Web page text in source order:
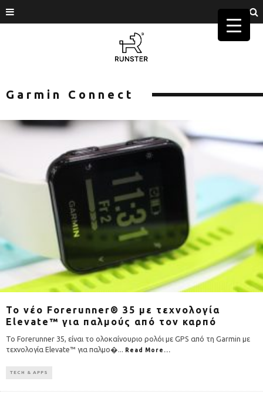
Garmin Connect
Το νέο Forerunner® 35 με τεχνολογία
Elevate™ για παλμούς από τον καρπό
Το Forerunner 35, είναι το ολοκαίνουριο ρολόι με GPS από τη Garmin με
τεχνολογία Elevate™ για παλμο�... Read More...
TECH & APPS